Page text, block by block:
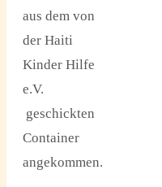
aus dem von
der Haiti
Kinder Hilfe
e.V.
geschickten
Container
angekommen.